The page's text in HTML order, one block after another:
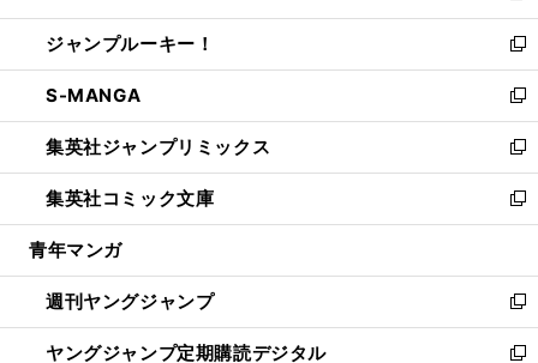
開
く
ウ
で
開
く
ン
ド
ウ
で
開
く
ウ
ィ
ン
ド
ウ
で
開
く
し
い
ウ
ィ
ン
ド
ウ
で
開
ジャンプルーキー！
新
し
い
ウ
ィ
ン
ド
ウ
開
く
S-MANGA
新
し
い
ウ
ィ
ン
ウ
で
開
く
集英社ジャンプリミックス
新
し
い
ウ
ン
ド
ウ
で
集英社コミック文庫
新
し
ウ
ィ
ン
ド
青年マンガ
週刊ヤングジャンプ
新
し
い
ヤングジャンプ定期購読デジタル
新